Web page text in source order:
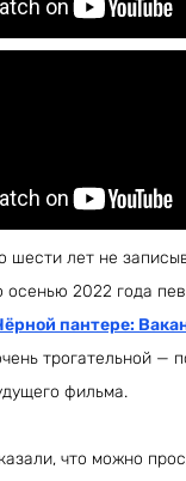
шести лет не
осенью 2022 года
пантере:
трогательной —
фильма.
что можно